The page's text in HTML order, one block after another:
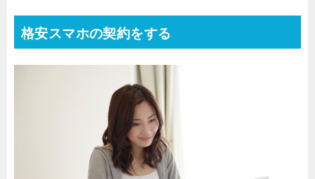
格安スマホの契約をする